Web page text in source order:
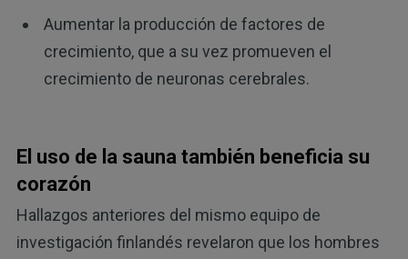
Aumentar la producción de factores de
crecimiento, que a su vez promueven el
crecimiento de neuronas cerebrales.
El uso de la sauna también beneficia su
corazón
Hallazgos anteriores del mismo equipo de
investigación finlandés revelaron que los hombres